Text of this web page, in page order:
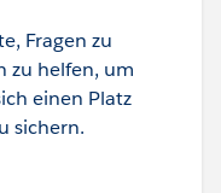
Fragen zu
zu helfen, um
einen Platz
sichern.